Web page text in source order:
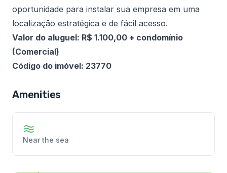
oportunidade para instalar sua empresa em uma
localização estratégica e de fácil acesso.
Valor do aluguel: R$ 1.100,00 + condomínio
(Comercial)
Código do imóvel: 23770
Amenities
Near the sea